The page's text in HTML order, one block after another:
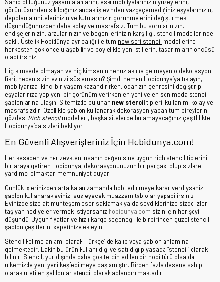
Sahip olduğunuz yaşam alanlarını, eski mobilyalarınızın yüzeylerini,
görüntüsünden sıkıldığınız ancak işlevinden vazgeçemediğiniz eşyalarınızın,
depolama ünitelerinizin ve kutularınızın görünmelerini değiştirmek
düşündüğünüzden daha kolay ve masrafsız. Tüm bu sorularınızın,
endişelerinizin, arzularınızın ve beğenilerinizin karşılığı, stencil modellerinde
saklı. Üstelik Hobidünya ayrıcalığı ile tüm new seri stencil modellerine
herkesten çok önce ulaşabilir ve böylelikle yeni stillerin, tasarımların öncüsü
olabilirsiniz.
Hiç kimsede olmayan ve hiç kimsenin henüz aklına gelmeyen o dekorasyon
fikri, neden sizin evinizi süslemesin? Şimdi hemen Hobidünya’ya tıklayın,
mobilyanıza ikinci bir yaşam kazandırırken, odanızın çehresini değiştirip,
eşyalarınıza yep yeni bir görünüm verirken en yeni ve en son moda stencil
şablonlarına ulaşın! Sitemizde bulunan new stenciltipleri, kullanımı kolay ve
masrafsızdır. Özellikle şablon kullanarak dekorasyon yapan tüm bireylerin
gözdesi Rich stencilmodelleri, başka sitelerde bulamayacağınız çeşitlilikte
Hobidünya’da sizleri bekliyor.
En Güvenli Alışverişleriniz İçin Hobidunya.com!
Her keseden ve her zevkten insanın beğenisine uygun rich stencil tiplerini
bir araya getiren Hobidünya, dekorasyonunuzun bir parçası olup sizlere
yardımcı olmaktan memnuniyet duyar.
Günlük işlerinizden arta kalan zamanda hobi edinmeye karar verdiyseniz
şablon kullanarak evinizi süsleyecek muazzam tablolar yapabilirsiniz.
Evinizde size ait muhteşem eser saklamak ya da sevdiklerinize sizde izler
taşıyan hediyeler vermek istiyorsanız hobidunya.com sizin için her şeyi
düşündü. Uygun fiyatlar ve hızlı kargo seçeneği ile birbirinden güzel stencil
şablon çeşitlerini sepetinize ekleyin!
Stencil kelime anlamı olarak, Türkçe’ de kalıp veya şablon anlamına
gelmektedir. Lakin bu ürün kullanıldığı ve satıldığı piyasada “stencil” olarak
bilinir. Stencil, yurtdışında daha çok tercih edilen bir hobi türü olsa da
ülkemizde yeni yeni keşfedilmeye başlamıştır. Birden fazla desene sahip
olarak üretilen şablonlar stencil olarak adlandırılmaktadır.